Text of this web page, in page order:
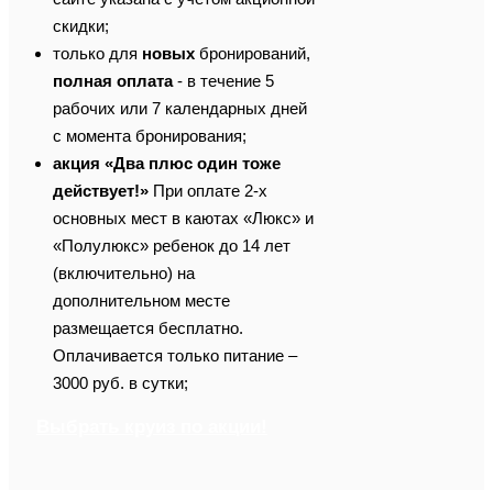
скидки;
только для новых бронирований,
полная оплата- в течение 5
рабочих или 7 календарных дней
с момента бронирования;
акция «Два плюс один тоже
действует!» При оплате 2-х
основных мест в каютах «Люкс» и
«Полулюкс» ребенок до 14 лет
(включительно) на
дополнительном месте
размещается бесплатно.
Оплачивается только питание –
3000 руб. в сутки;